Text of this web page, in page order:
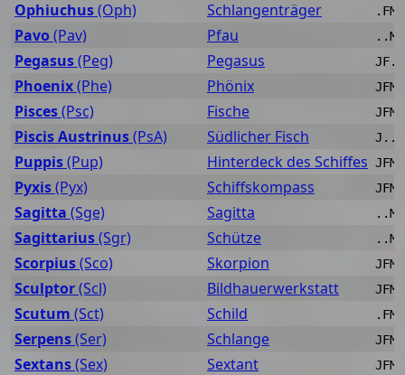
Ophiuchus(Oph) Schlangenträger
Pavo (Pav) Pfau
Pegasus(Peg) Pegasus
Phoenix(Phe) Phönix
Pisces(Psc) Fische
Piscis Austrinus(PsA) Südlicher Fisch
Puppis(Pup) Hinterdeck des Schiffes
Pyxis(Pyx) Schiffskompass
Sagitta (Sge) Sagitta
Sagittarius(Sgr) Schütze
Scorpius(Sco) Skorpion
Sculptor(Scl) Bildhauerwerkstatt
Scutum (Sct) Schild
Serpens(Ser) Schlange
Sextans(Sex) Sextant